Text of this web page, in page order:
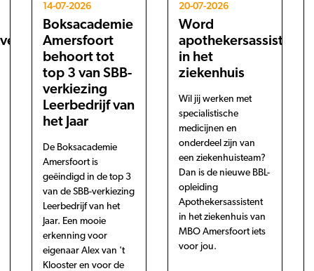
14-07-2026
Boksacademie
Amersfoort
behoort tot
top 3 van SBB-
verkiezing
Leerbedrijf van
het Jaar
De Boksacademie
Amersfoort is
geëindigd in de top 3
van de SBB-verkiezing
Leerbedrijf van het
Jaar. Een mooie
erkenning voor
eigenaar Alex van 't
Klooster en voor de
20-07-2026
Word
apothekersassistent
in het
ziekenhuis
Wil jij werken met
specialistische
medicijnen en
onderdeel zijn van
een ziekenhuisteam?
Dan is de nieuwe BBL-
opleiding
Apothekersassistent
in het ziekenhuis van
MBO Amersfoort iets
voor jou.